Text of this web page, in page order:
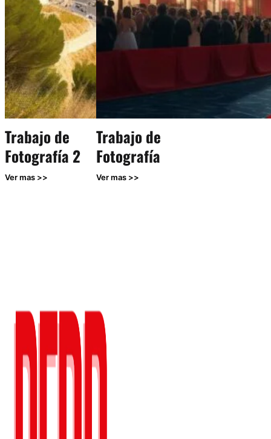
Trabajo de
Fotografía 2
Ver mas >>
Trabajo de
Fotografía
Ver mas >>